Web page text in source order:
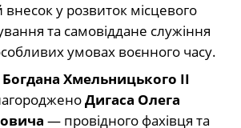
внесок у розвиток місцевого
та самовіддане служіння
умовах воєнного часу.
Хмельницького II
Дигаса Олега
— провідного фахівця та